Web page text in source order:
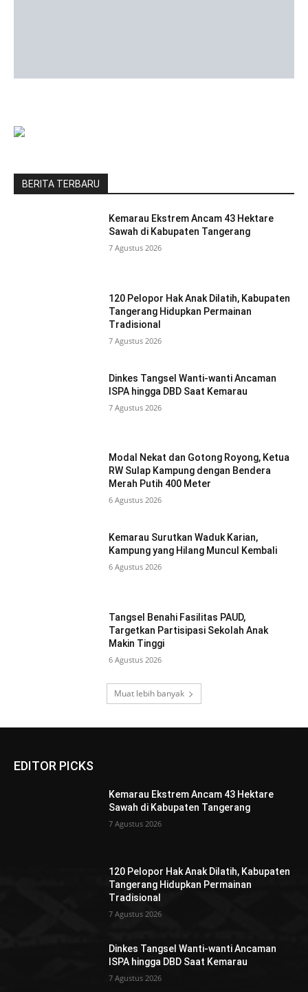
BERITA TERBARU
Kemarau Ekstrem Ancam 43 Hektare
Sawah di Kabupaten Tangerang
7 Agustus 2026
120 Pelopor Hak Anak Dilatih, Kabupaten
Tangerang Hidupkan Permainan
Tradisional
7 Agustus 2026
Dinkes Tangsel Wanti-wanti Ancaman
ISPA hingga DBD Saat Kemarau
7 Agustus 2026
Modal Nekat dan Gotong Royong, Ketua
RW Sulap Kampung dengan Bendera
Merah Putih 400 Meter
6 Agustus 2026
Kemarau Surutkan Waduk Karian,
Kampung yang Hilang Muncul Kembali
6 Agustus 2026
Tangsel Benahi Fasilitas PAUD,
Targetkan Partisipasi Sekolah Anak
Makin Tinggi
6 Agustus 2026
Muat lebih banyak
EDITOR PICKS
Kemarau Ekstrem Ancam 43 Hektare
Sawah di Kabupaten Tangerang
7 Agustus 2026
120 Pelopor Hak Anak Dilatih, Kabupaten
Tangerang Hidupkan Permainan
Tradisional
7 Agustus 2026
Dinkes Tangsel Wanti-wanti Ancaman
ISPA hingga DBD Saat Kemarau
7 Agustus 2026